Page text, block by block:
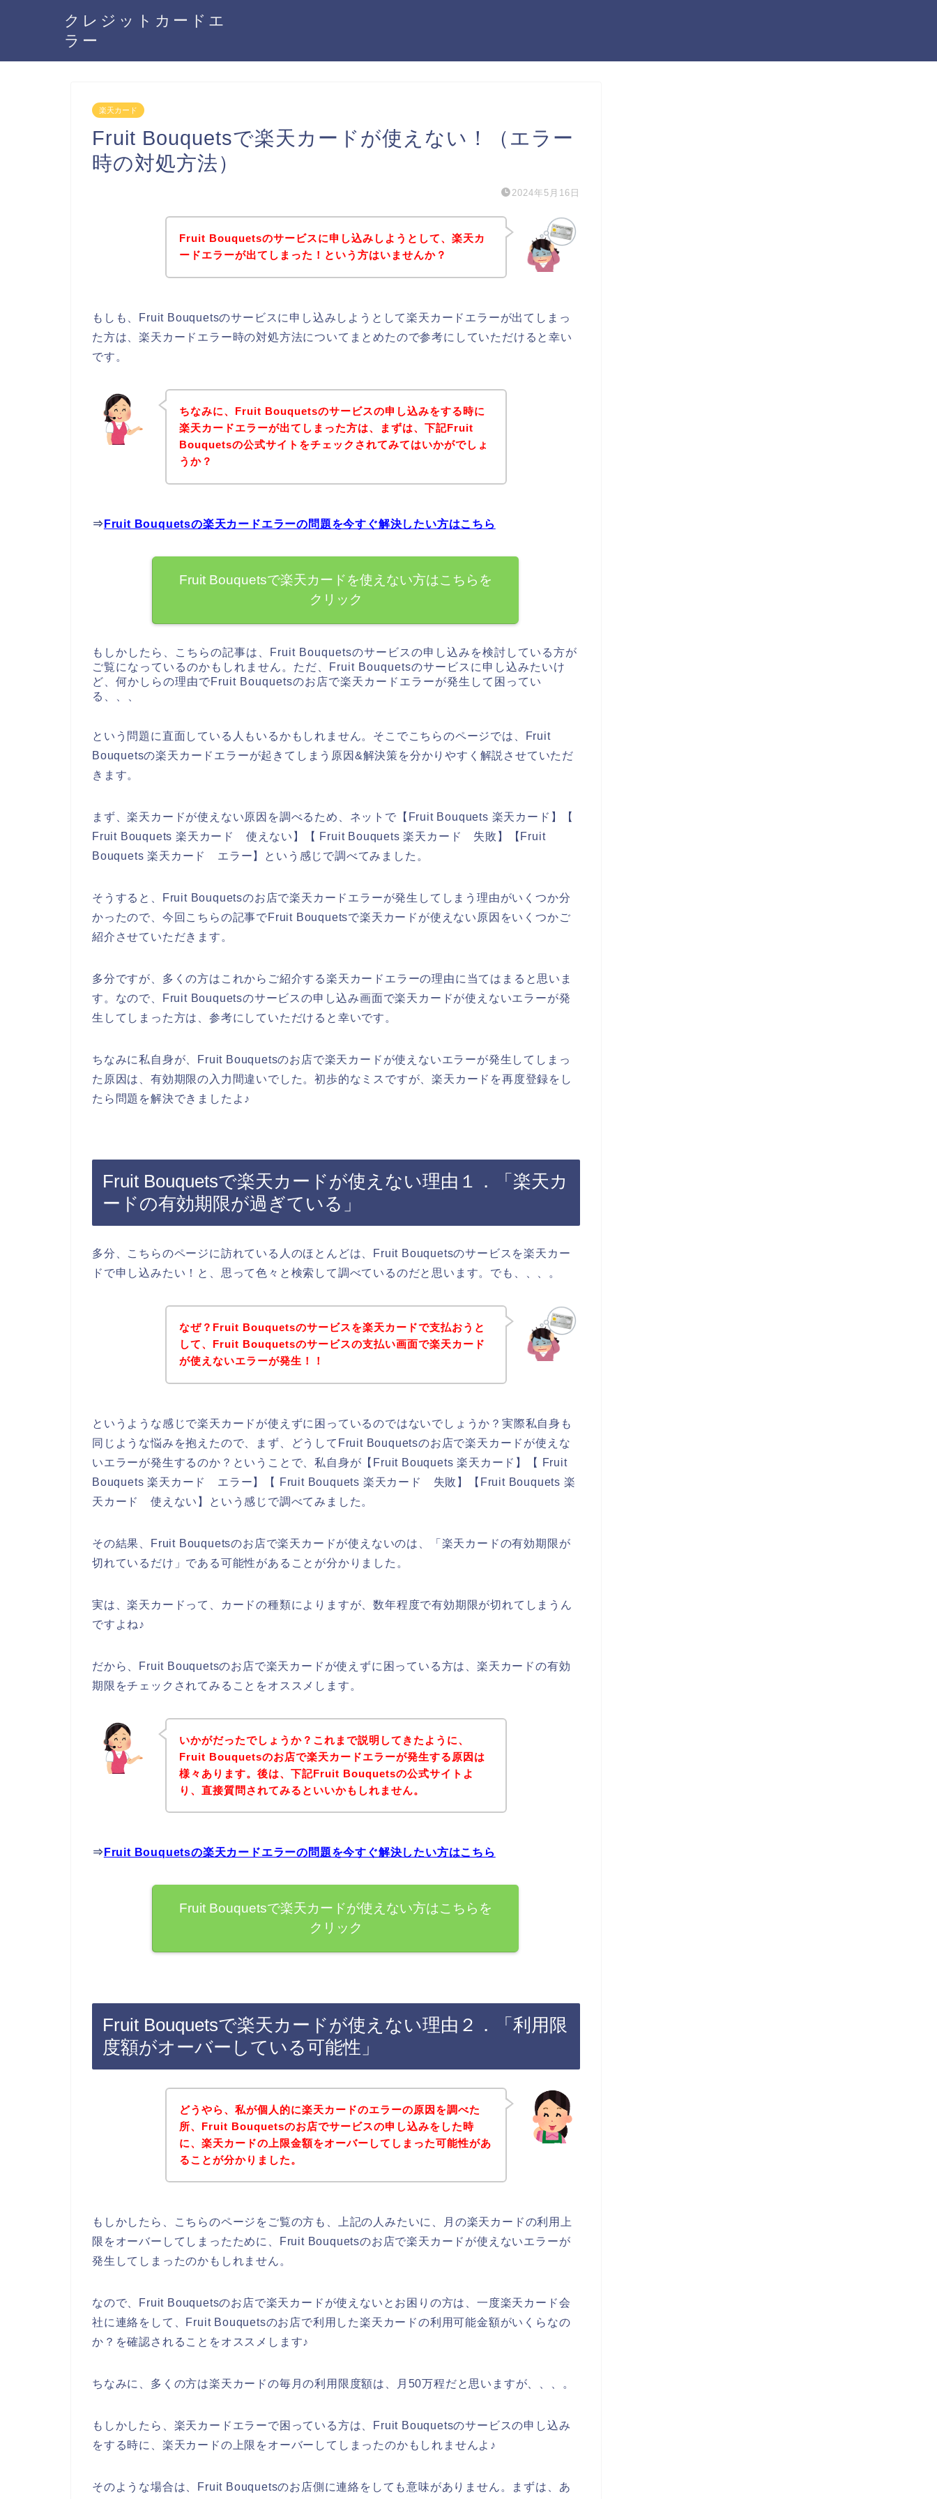
クレジットカードエ
ラー
楽天カード
Fruit Bouquetsで楽天カードが使えない！（エラー
時の対処方法）
2024年5月16日
Fruit Bouquetsのサービスに申し込みしようとして、楽天カ
ードエラーが出てしまった！という方はいませんか？
もしも、Fruit Bouquetsのサービスに申し込みしようとして楽天カードエラーが出てしまっ
た方は、楽天カードエラー時の対処方法についてまとめたので参考にしていただけると幸い
です。
ちなみに、Fruit Bouquetsのサービスの申し込みをする時に
楽天カードエラーが出てしまった方は、まずは、下記Fruit
Bouquetsの公式サイトをチェックされてみてはいかがでしょ
うか？
⇒ Fruit Bouquetsの楽天カードエラーの問題を今すぐ解決したい方はこちら
Fruit Bouquetsで楽天カードを使えない方はこちらを
クリック
もしかしたら、こちらの記事は、Fruit Bouquetsのサービスの申し込みを検討している方が
ご覧になっているのかもしれません。ただ、Fruit Bouquetsのサービスに申し込みたいけ
ど、何かしらの理由でFruit Bouquetsのお店で楽天カードエラーが発生して困ってい
る、、、
という問題に直面している人もいるかもしれません。そこでこちらのページでは、Fruit
Bouquetsの楽天カードエラーが起きてしまう原因&解決策を分かりやすく解説させていただ
きます。
まず、楽天カードが使えない原因を調べるため、ネットで【Fruit Bouquets 楽天カード】【
Fruit Bouquets 楽天カード 使えない】【 Fruit Bouquets 楽天カード 失敗】【Fruit
Bouquets 楽天カード エラー】という感じで調べてみました。
そうすると、Fruit Bouquetsのお店で楽天カードエラーが発生してしまう理由がいくつか分
かったので、今回こちらの記事でFruit Bouquetsで楽天カードが使えない原因をいくつかご
紹介させていただきます。
多分ですが、多くの方はこれからご紹介する楽天カードエラーの理由に当てはまると思いま
す。なので、Fruit Bouquetsのサービスの申し込み画面で楽天カードが使えないエラーが発
生してしまった方は、参考にしていただけると幸いです。
ちなみに私自身が、Fruit Bouquetsのお店で楽天カードが使えないエラーが発生してしまっ
た原因は、有効期限の入力間違いでした。初歩的なミスですが、楽天カードを再度登録をし
たら問題を解決できましたよ♪
Fruit Bouquetsで楽天カードが使えない理由１．「楽天カ
ードの有効期限が過ぎている」
多分、こちらのページに訪れている人のほとんどは、Fruit Bouquetsのサービスを楽天カー
ドで申し込みたい！と、思って色々と検索して調べているのだと思います。でも、、、。
なぜ？Fruit Bouquetsのサービスを楽天カードで支払おうと
して、Fruit Bouquetsのサービスの支払い画面で楽天カード
が使えないエラーが発生！！
というような感じで楽天カードが使えずに困っているのではないでしょうか？実際私自身も
同じような悩みを抱えたので、まず、どうしてFruit Bouquetsのお店で楽天カードが使えな
いエラーが発生するのか？ということで、私自身が【Fruit Bouquets 楽天カード】【 Fruit
Bouquets 楽天カード エラー】【 Fruit Bouquets 楽天カード 失敗】【Fruit Bouquets 楽
天カード 使えない】という感じで調べてみました。
その結果、Fruit Bouquetsのお店で楽天カードが使えないのは、「楽天カードの有効期限が
切れているだけ」である可能性があることが分かりました。
実は、楽天カードって、カードの種類によりますが、数年程度で有効期限が切れてしまうん
ですよね♪
だから、Fruit Bouquetsのお店で楽天カードが使えずに困っている方は、楽天カードの有効
期限をチェックされてみることをオススメします。
いかがだったでしょうか？これまで説明してきたように、
Fruit Bouquetsのお店で楽天カードエラーが発生する原因は
様々あります。後は、下記Fruit Bouquetsの公式サイトよ
り、直接質問されてみるといいかもしれません。
⇒ Fruit Bouquetsの楽天カードエラーの問題を今すぐ解決したい方はこちら
Fruit Bouquetsで楽天カードが使えない方はこちらを
クリック
Fruit Bouquetsで楽天カードが使えない理由２．「利用限
度額がオーバーしている可能性」
どうやら、私が個人的に楽天カードのエラーの原因を調べた
所、Fruit Bouquetsのお店でサービスの申し込みをした時
に、楽天カードの上限金額をオーバーしてしまった可能性があ
ることが分かりました。
もしかしたら、こちらのページをご覧の方も、上記の人みたいに、月の楽天カードの利用上
限をオーバーしてしまったために、Fruit Bouquetsのお店で楽天カードが使えないエラーが
発生してしまったのかもしれません。
なので、Fruit Bouquetsのお店で楽天カードが使えないとお困りの方は、一度楽天カード会
社に連絡をして、Fruit Bouquetsのお店で利用した楽天カードの利用可能金額がいくらなの
か？を確認されることをオススメします♪
ちなみに、多くの方は楽天カードの毎月の利用限度額は、月50万程だと思いますが、、、。
もしかしたら、楽天カードエラーで困っている方は、Fruit Bouquetsのサービスの申し込み
をする時に、楽天カードの上限をオーバーしてしまったのかもしれませんよ♪
そのような場合は、Fruit Bouquetsのお店側に連絡をしても意味がありません。まずは、あ